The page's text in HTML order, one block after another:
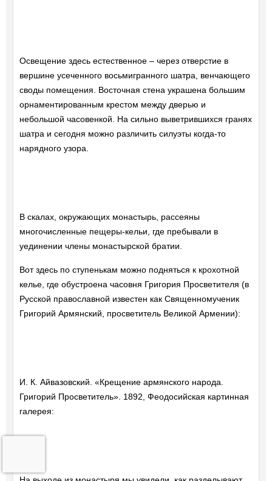
Освещение здесь естественное – через отверстие в
вершине усеченного восьмигранного шатра, венчающего
своды помещения. Восточная стена украшена большим
орнаментированным крестом между дверью и
небольшой часовенкой. На сильно выветрившихся гранях
шатра и сегодня можно различить силуэты когда-то
нарядного узора.
В скалах, окружающих монастырь, рассеяны
многочисленные пещеры-кельи, где пребывали в
уединении члены монастырской братии.
Вот здесь по ступенькам можно подняться к крохотной
келье, где обустроена часовня Григория Просветителя (в
Русской православной известен как Священномученик
Григорий Армянский, просветитель Великой Армении):
И. К. Айвазовский. «Крещение армянского народа.
Григорий Просветитель». 1892, Феодосийская картинная
галерея: